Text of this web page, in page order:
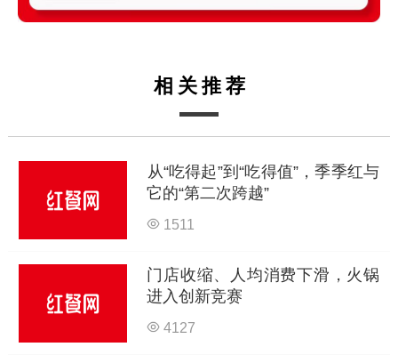
相关推荐
从“吃得起”到“吃得值”，季季红与
它的“第二次跨越”
1511
门店收缩、人均消费下滑，火锅
进入创新竞赛
4127